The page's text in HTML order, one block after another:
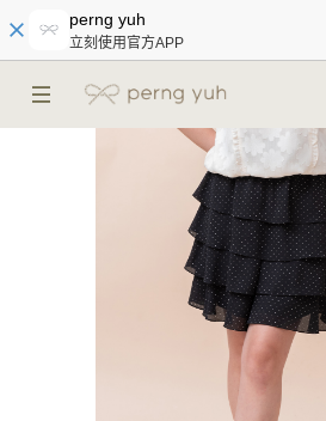
perng yuh
立刻使用官方APP